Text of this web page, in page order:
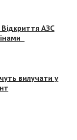
АЗС
вилучати у